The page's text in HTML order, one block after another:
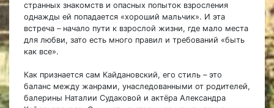
странных знакомств и опасных попыток взросления
однажды ей попадается «хороший мальчик». И эта
встреча – начало пути к взрослой жизни, где мало места
для любви, зато есть много правил и требований «быть
как все».
Как признается сам Кайдановский, его стиль – это
баланс между жанрами, унаследованными от родителей,
балерины Наталии Судаковой и актёра Александра